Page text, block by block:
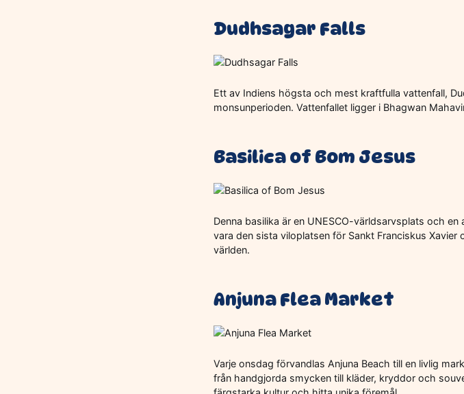
Dudhsagar Falls
Ett av Indiens högsta och mest kraftfulla vattenfall,
monsunperioden. Vattenfallet ligger i Bhagwan
Basilica of Bom Jesus
Denna basilika är en UNESCO-världsarvsplats och
vara den sista viloplatsen för Sankt Franciskus
världen.
Anjuna Flea Market
Varje onsdag förvandlas Anjuna Beach till en livlig
från handgjorda smycken till kläder, kryddor och